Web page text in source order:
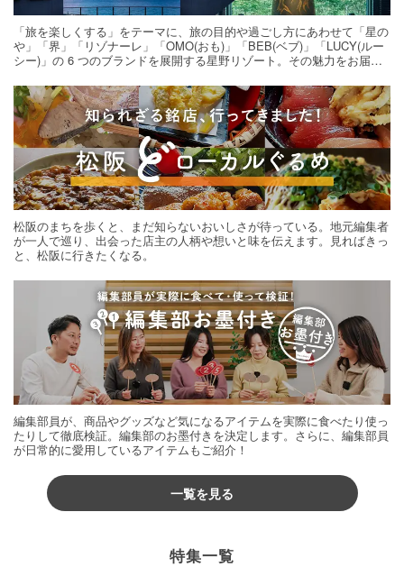
「旅を楽しくする」をテーマに、旅の目的や過ごし方にあわせて「星の
や」「界」「リゾナーレ」「OMO(おも)」「BEB(ベブ)」「LUCY(ルー
シー)」の 6 つのブランドを展開する星野リゾート。その魅力をお届け
松阪のまちを歩くと、まだ知らないおいしさが待っている。地元編集者
が一人で巡り、出会った店主の人柄や想いと味を伝えます。見ればきっ
と、松阪に行きたくなる。
編集部員が、商品やグッズなど気になるアイテムを実際に食べたり使っ
たりして徹底検証。編集部のお墨付きを決定します。さらに、編集部員
が日常的に愛用しているアイテムもご紹介！
一覧を見る
特集一覧